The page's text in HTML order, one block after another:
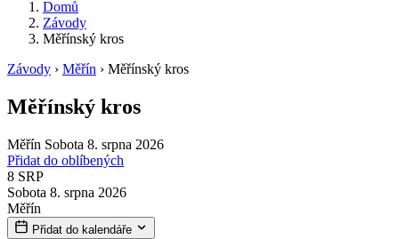
Domů
Závody
Měřínský kros
Závody › Měřín › Měřínský kros
Měřínský kros
Měřín Sobota 8. srpna 2026
Přidat do oblíbených
8 SRP
Sobota 8. srpna 2026
Měřín
Přidat do kalendáře